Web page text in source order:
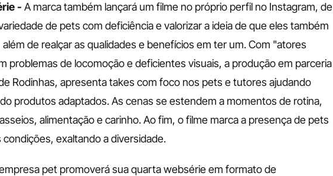
- A marca também lançará um filme no próprio perfil no Instagram, de
de pets com deficiência e valorizar a ideia de que eles também
de realçar as qualidades e benefícios em ter um. Com "atores
problemas de locomoção e deficientes visuais, a produção em parceria
Rodinhas, apresenta takes com foco nos pets e tutores ajudando
produtos adaptados. As cenas se estendem a momentos de rotina,
alimentação e carinho. Ao fim, o filme marca a presença de pets
condições, exaltando a diversidade.
pet promoverá sua quarta websérie em formato de